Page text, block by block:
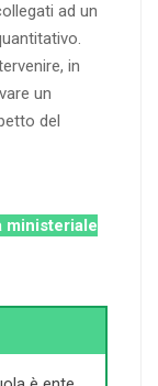
ad un
in
un
del
ministeriale